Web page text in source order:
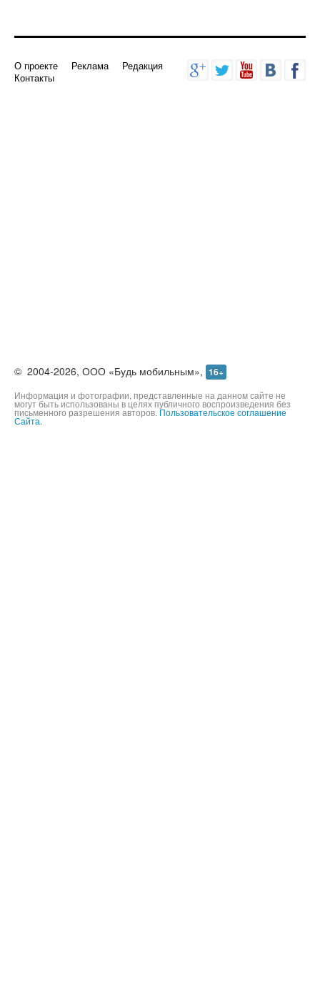
©2004-2026,ООО «Будь мобильным», 16+
Информация и фотографии, представленные на данном сайте не
могут быть использованы в целях публичного воспроизведения без